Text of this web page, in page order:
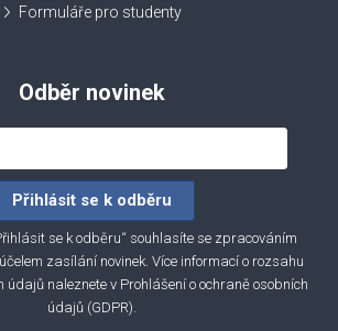
Formuláře pro studenty
Odběr novinek
se k odběru“ souhlasíte se zpracováním
zasílání novinek. Více informací o rozsahu
údajů naleznete v Prohlášení o ochraně osobních
údajů (GDPR).